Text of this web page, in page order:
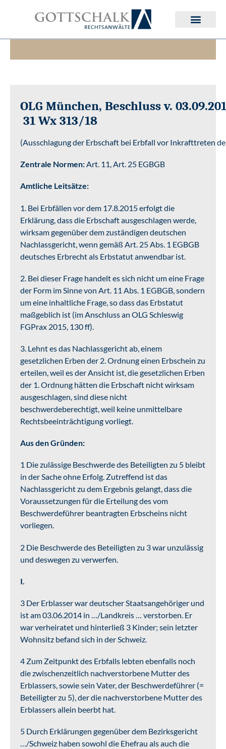
OLG München, Beschluss v.
31 Wx 313/18
(Ausschlagung der Erbschaft bei Erbfall vor Inkrafttreten
Zentrale Normen:Art. 11, Art. 25 EGBGB
Amtliche Leitsätze:
1. Bei Erbfällen vor dem 17.8.2015 erfolgt die
Erklärung, dass die Erbschaft ausgeschlagen werde,
wirksam gegenüber dem zuständigen deutschen
Nachlassgericht, wenn gemäß Art. 25 Abs. 1 EGBGB
deutsches Erbrecht als Erbstatut anwendbar ist.
2. Bei dieser Frage handelt es sich nicht um eine Frage
der Form im Sinne von Art. 11 Abs. 1 EGBGB, sondern
um eine inhaltliche Frage, so dass das Erbstatut
maßgeblich ist (im Anschluss an OLG Schleswig
FGPrax 2015, 130 ff).
3. Lehnt es das Nachlassgericht ab, einem
gesetzlichen Erben der 2. Ordnung einen Erbschein zu
erteilen, weil es der Ansicht ist, die gesetzlichen Erben
der 1. Ordnung hätten die Erbschaft nicht wirksam
ausgeschlagen, sind diese nicht
beschwerdeberechtigt, weil keine unmittelbare
Rechtsbeeinträchtigung vorliegt.
Aus den Gründen:
1 Die zulässige Beschwerde des Beteiligten zu 5 bleibt
in der Sache ohne Erfolg. Zutreffend ist das
Nachlassgericht zu dem Ergebnis gelangt, dass die
Voraussetzungen für die Erteilung des vom
Beschwerdeführer beantragten Erbscheins nicht
vorliegen.
2 Die Beschwerde des Beteiligten zu 3 war unzulässig
und deswegen zu verwerfen.
I.
3 Der Erblasser war deutscher Staatsangehöriger und
ist am 03.06.2014 in …/Landkreis … verstorben. Er
war verheiratet und hinterließ 3 Kinder; sein letzter
Wohnsitz befand sich in der Schweiz.
4 Zum Zeitpunkt des Erbfalls lebten ebenfalls noch
die zwischenzeitlich nachverstorbene Mutter des
Erblassers, sowie sein Vater, der Beschwerdeführer (=
Beteiligter zu 5), der die nachverstorbene Mutter des
Erblassers allein beerbt hat.
5 Durch Erklärungen gegenüber dem Bezirksgericht
…/Schweiz haben sowohl die Ehefrau als auch die